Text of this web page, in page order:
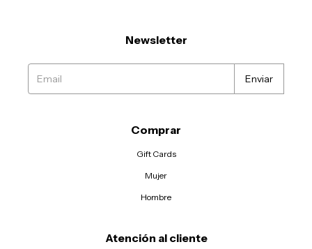
Newsletter
Comprar
Gift Cards
Mujer
Hombre
Atención al cliente